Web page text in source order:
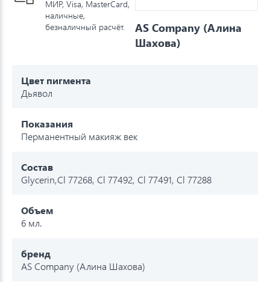
МИР, Visa, MasterCard,
наличные,
безналичный расчёт.
AS Company (Алина
Шахова)
Цвет пигмента
Дьявол
Показания
Перманентный макияж век
Состав
Glycerin,Cl 77268, Cl 77492, Cl 77491, Cl 77288
Объем
6 мл.
бренд
AS Company (Алина Шахова)